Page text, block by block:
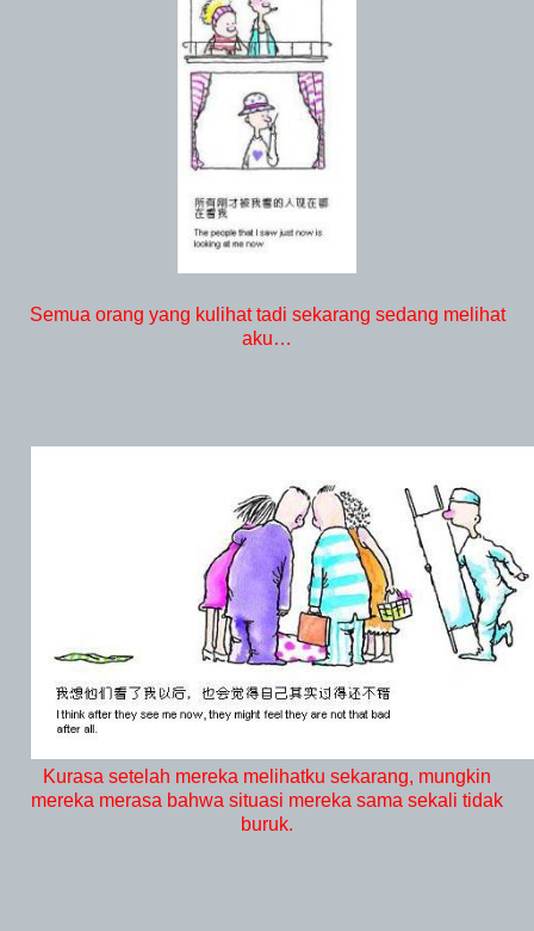
Semua orang yang kulihat tadi sekarang sedang melihat
aku…
Kurasa setelah mereka melihatku sekarang, mungkin
mereka merasa bahwa situasi mereka sama sekali tidak
buruk.